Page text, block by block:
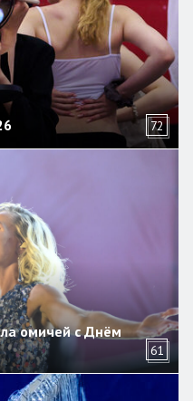
72
омичей с Днём
61